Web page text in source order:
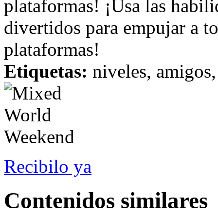
plataformas! ¡Usa las
divertidos para empujar a
plataformas!
Etiquetas: niveles,
Recibilo ya
Contenidos similares